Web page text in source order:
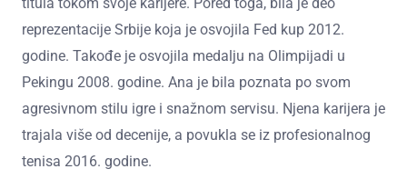
reprezentacije Srbije koja je osvojila Fed kup 2012.
godine. Takođe je osvojila medalju na Olimpijadi u
Pekingu 2008. godine. Ana je bila poznata po svom
agresivnom stilu igre i snažnom servisu. Njena karijera je
trajala više od decenije, a povukla se iz profesionalnog
tenisa 2016. godine.